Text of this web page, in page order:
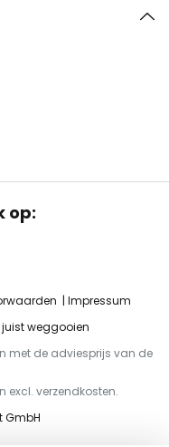
op:
Impressum
weggooien
met de adviesprijs van de
excl. verzendkosten.
GmbH